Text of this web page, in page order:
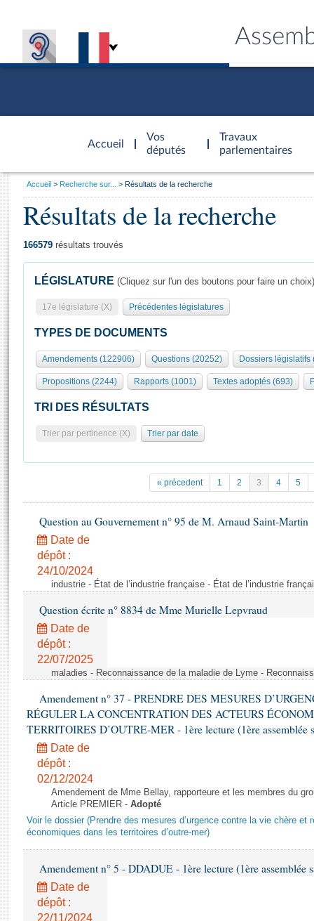
Accueil
d'accueil
Vos
députés
Travaux
parlementaires
Présidence
577 députés
Groupes politiques
Séance publique
Commissions et autres organes
Europe et International
Pétitions
Projets de loi
Propositions de loi
Amendements
Textes adoptés
Rapports d'information
Rapports d'enquête
Rapports législatifs
Dossiers législatifs
Budget et sécurité sociale
Questions écrites et orales
Comptes rendus des débats
Général
Rôle et pouvoirs de l'Assemblée
Organisation de l'Assemblée
Présidence Conférence des Présidents Bureau Collège des
Statistiques et chiffres clés
Documents de référence
( Constitution | Règlement de l'Assemblée ... )
Histoire
Juniors
Anciennes législatures
Liens vers les sites publics
Visiter l'Assemblée
Visite virtuelle du palais Bourbon
Assister à une séance
Contacts et plan d'accès
Photos libres de droit
Vous
Accueil Recherche sur... Résultats de la recherche
Résultats de la recherche
166579 résultats trouvés
LÉGISLATURE (Cliquez sur l'un des boutons pour faire un choix)
17e législature (X) Précédentes législatures
TYPES DE DOCUMENTS
Amendements (122906) Questions (20252) Dossiers législatifs
Propositions (2244) Rapports (1001) Textes adoptés (693)
TRI DES RÉSULTATS
Trier par pertinence (X) Trier par date
« précedent 1 2 3 4 5
Question au Gouvernement n° 95 de M. Arnaud Saint-Martin
Date de
dépôt :
24/10/2024
industrie - État de l’industrie française - État de l’industrie
Question écrite n° 8834 de Mme Murielle Lepvraud
Date de
dépôt :
22/07/2025
maladies - Reconnaissance de la maladie de Lyme -
Amendement n° 37 - PRENDRE DES MESURES
RÉGULER LA CONCENTRATION DES ACTEURS
TERRITOIRES D’OUTRE-MER - 1ère lecture (1ère assemblée
Date de
dépôt :
02/12/2024
Amendement de Mme Bellay, rapporteure et les membres du
Article PREMIER - Adopté
Voir le dossier (Prendre des mesures d’urgence contre la vie chère et
économiques dans les territoires d’outre-mer)
Amendement n° 5 - DDADUE - 1ère lecture (1ère assemblée
Date de
dépôt :
22/11/2024